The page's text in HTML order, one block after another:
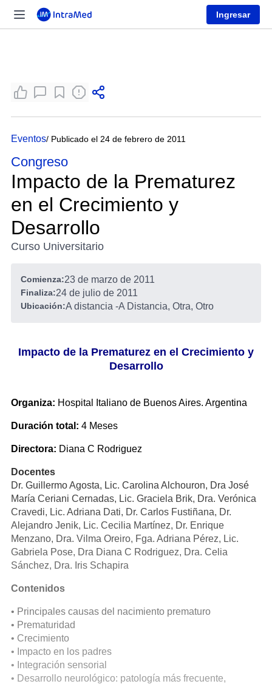
Ingresar
Eventos/ Publicado el 24 de febrero de 2011
Congreso
Impacto de la Prematurez
en el Crecimiento y
Desarrollo
Curso Universitario
Comienza:23 de marzo de 2011
Finaliza:24 de julio de 2011
Ubicación:A distancia -A Distancia, Otra, Otro
Impacto de la Prematurez en el Crecimiento y
Desarrollo
Organiza: Hospital Italiano de Buenos Aires. Argentina
Duración total: 4 Meses
Directora: Diana C Rodriguez
Docentes
Dr. Guillermo Agosta, Lic. Carolina Alchouron, Dra José
María Ceriani Cernadas, Lic. Graciela Brik, Dra. Verónica
Cravedi, Lic. Adriana Dati, Dr. Carlos Fustiñana, Dr.
Alejandro Jenik, Lic. Cecilia Martínez, Dr. Enrique
Menzano, Dra. Vilma Oreiro, Fga. Adriana Pérez, Lic.
Gabriela Pose, Dra Diana C Rodriguez, Dra. Celia
Sánchez, Dra. Iris Schapira
Contenidos
• Principales causas del nacimiento prematuro
• Prematuridad
• Crecimiento
• Impacto en los padres
• Integración sensorial
• Desarrollo neurológico: patología más frecuente,